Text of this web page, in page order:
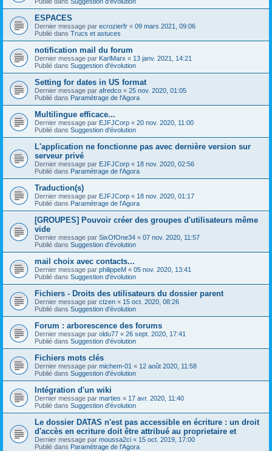
ESPACES
Dernier message par ecrozierfr « 09 mars 2021, 09:06
Publié dans Trucs et astuces
notification mail du forum
Dernier message par KarlMarx « 13 janv. 2021, 14:21
Publié dans Suggestion d'évolution
Setting for dates in US format
Dernier message par afredco « 25 nov. 2020, 01:05
Publié dans Paramétrage de l'Agora
Multilingue efficace...
Dernier message par EJFJCorp « 20 nov. 2020, 11:00
Publié dans Suggestion d'évolution
L'application ne fonctionne pas avec dernière version sur
serveur privé
Dernier message par EJFJCorp « 18 nov. 2020, 02:56
Publié dans Paramétrage de l'Agora
Traduction(s)
Dernier message par EJFJCorp « 18 nov. 2020, 01:17
Publié dans Paramétrage de l'Agora
[GROUPES] Pouvoir créer des groupes d'utilisateurs même
vide
Dernier message par SixOfOne34 « 07 nov. 2020, 11:57
Publié dans Suggestion d'évolution
mail choix avec contacts...
Dernier message par philippeM « 05 nov. 2020, 13:41
Publié dans Suggestion d'évolution
Fichiers - Droits des utilisateurs du dossier parent
Dernier message par ctzen « 15 oct. 2020, 08:26
Publié dans Suggestion d'évolution
Forum : arborescence des forums
Dernier message par oldu77 « 26 sept. 2020, 17:41
Publié dans Suggestion d'évolution
Fichiers mots clés
Dernier message par michem-01 « 12 août 2020, 11:58
Publié dans Suggestion d'évolution
Intégration d'un wiki
Dernier message par marties « 17 avr. 2020, 11:40
Publié dans Suggestion d'évolution
Le dossier DATAS n'est pas accessible en écriture : un droit
d'accès en ecriture doit être attribué au proprietaire et
Dernier message par moussa2ci « 15 oct. 2019, 17:00
Publié dans Paramétrage de l'Agora